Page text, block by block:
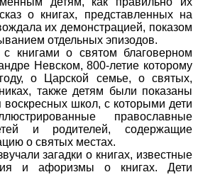
о книгах, представленных на
их демонстрацией, показом
отдельных эпизодов.
с книгами о святом благоверном
Невском, 800-летие которому
о Царской семье, о святых,
также детям были показаны
школ, с которыми дети
православные
и родителей, содержащие
о святых местах.
загадки о книгах, известные
и афоризмы о книгах. Дети